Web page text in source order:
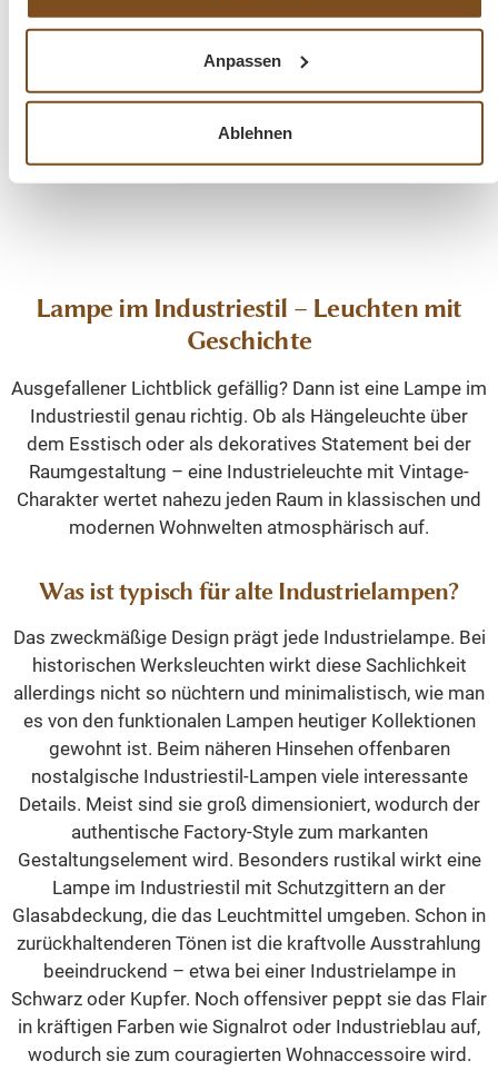
Anpassen
Ablehnen
Verkaufspreis:
295,00 € Regulärer Preis:
379,00 € (22% gespart)
In den Warenkorb
Lampe im Industriestil – Leuchten mit
Geschichte
Ausgefallener Lichtblick gefällig? Dann ist eine Lampe im
Industriestil genau richtig. Ob als Hängeleuchte über
dem Esstisch oder als dekoratives Statement bei der
Raumgestaltung – eine Industrieleuchte mit Vintage-
Charakter wertet nahezu jeden Raum in klassischen und
modernen Wohnwelten atmosphärisch auf.
Was ist typisch für alte Industrielampen?
Das zweckmäßige Design prägt jede Industrielampe. Bei
historischen Werksleuchten wirkt diese Sachlichkeit
allerdings nicht so nüchtern und minimalistisch, wie man
es von den funktionalen Lampen heutiger Kollektionen
gewohnt ist. Beim näheren Hinsehen offenbaren
nostalgische Industriestil-Lampen viele interessante
Details. Meist sind sie groß dimensioniert, wodurch der
authentische Factory-Style zum markanten
Gestaltungselement wird. Besonders rustikal wirkt eine
Lampe im Industriestil mit Schutzgittern an der
Glasabdeckung, die das Leuchtmittel umgeben. Schon in
zurückhaltenderen Tönen ist die kraftvolle Ausstrahlung
beeindruckend – etwa bei einer Industrielampe in
Schwarz oder Kupfer. Noch offensiver peppt sie das Flair
in kräftigen Farben wie Signalrot oder Industrieblau auf,
wodurch sie zum couragierten Wohnaccessoire wird.